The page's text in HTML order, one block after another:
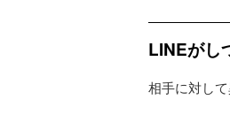
LINEがし
相手に対し